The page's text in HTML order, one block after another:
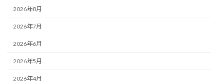
2026年8月
2026年7月
2026年6月
2026年5月
2026年4月